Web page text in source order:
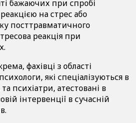
бажаючих при спробі
на стрес або
посттравматичного
реакція при
фахівці з області
які спеціалізуються в
та психіатри, атестовані в
інтервенції в сучасній